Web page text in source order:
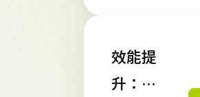
mpion
領導
事，企
效能提
升：直